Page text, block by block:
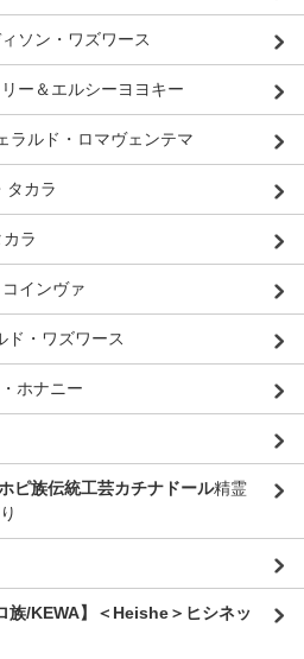
ソン・ワズワース
ー＆エルシーヨヨキー
ラルド・ロマヴェンテマ
タカラ
ラ
インヴァ
ド・ワズワース
ホナニー
ピ族伝統工芸カチナドール精霊
族/KEWA】＜Heishe＞ヒシネッ